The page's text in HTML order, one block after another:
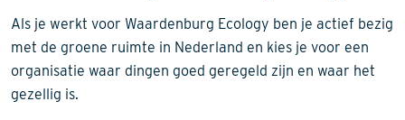
Als je werkt voor Waardenburg Ecology ben je actief bezig
met de groene ruimte in Nederland en kies je voor een
organisatie waar dingen goed geregeld zijn en waar het
gezellig is.